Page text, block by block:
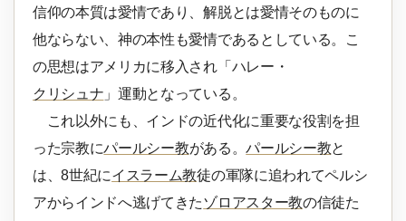
信仰の本質は愛情であり、解脱とは愛情そのものに
他ならない、神の本性も愛情であるとしている。こ
の思想はアメリカに移入され「ハレー・
クリシュナ 」運動となっている。
これ以外にも、インドの近代化に重要な役割を担
った宗教にパールシー教がある。パールシー教と
は、8世紀にイスラーム教徒の軍隊に追われてペルシ
アからインドへ逃げてきたゾロアスター教の信徒た